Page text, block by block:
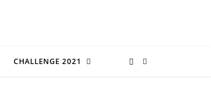
CHALLENGE 2021